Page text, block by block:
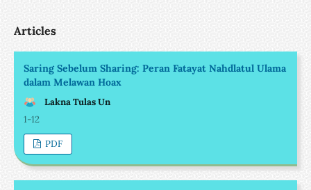
Articles
Saring Sebelum Sharing: Peran Fatayat Nahdlatul Ulama
dalam Melawan Hoax
Lakna Tulas Un
1-12
PDF